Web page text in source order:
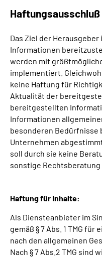
Haftungsausschluß
Das Ziel der
Informationen
werden mit
implementiert.
keine Haftung für
Aktualität der
bereitgestellten
Informationen
besonderen Bedürfnisse
Unternehmen
soll durch sie keine
sonstige Rechtsberatung
Haftung für Inhalte:
Als Diensteanbieter im
gemäß §7 Abs. 1 TMG für
nach den allgemeinen
Nach §7 Abs. 2 TMG sind